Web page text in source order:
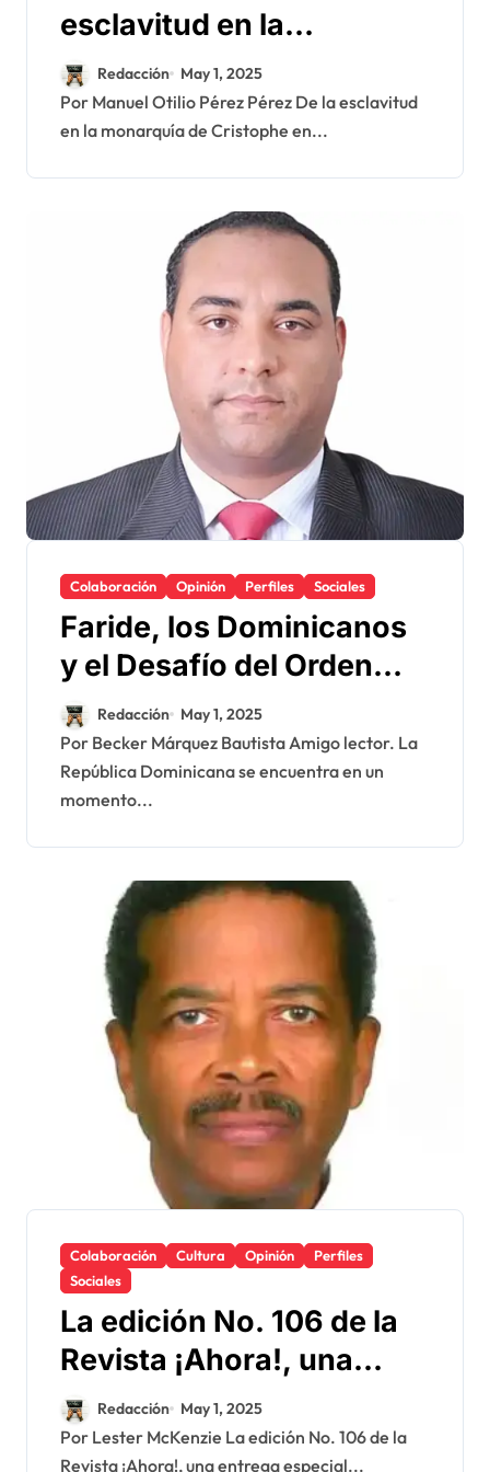
esclavitud en la
monarquía de Cristophe
y en la República de Haití
de Boyer y de Herard
Redacción May 1, 2025
Por Manuel Otilio Pérez Pérez De la esclavitud
en la monarquía de Cristophe en...
Colaboración Opinión Perfiles Sociales
Faride, los Dominicanos
y el Desafío del Orden
Social
Redacción May 1, 2025
Por Becker Márquez Bautista Amigo lector. La
República Dominicana se encuentra en un
momento...
Colaboración Cultura Opinión
Perfiles
Sociales
La edición No. 106 de la
Revista ¡Ahora!, una
entrega especial con
motivo de los hechos del
Redacción May 1, 2025
Por Lester McKenzie La edición No. 106 de la
Revista ¡Ahora!, una entrega especial...